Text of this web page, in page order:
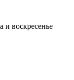
и воскресенье